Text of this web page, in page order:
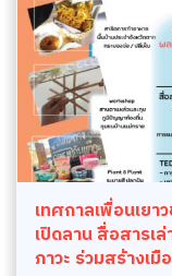
เทศกาลเพื่อนเย
เปิดลาน สื่อสารเ
ภาวะ ร่วมสร้างเมื